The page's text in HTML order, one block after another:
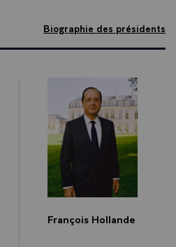
Biographie des présidents
François Hollande